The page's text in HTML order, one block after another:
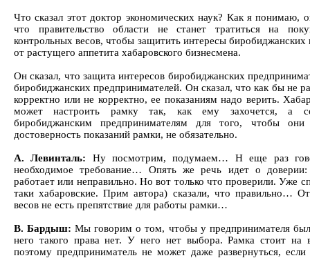
Что сказал этот доктор экономических наук? Как я понимаю,
что правительство области не станет тратиться на
контрольных весов, чтобы защитить интересы биробиджанских
от растущего аппетита хабаровского бизнесмена.
Он сказал, что защита интересов биробиджанских
биробиджанских предпринимателей. Он сказал, что как бы не
корректно или не корректно, ее показаниям надо верить.
может настроить рамку так, как ему захочется, а
биробиджанским предпринимателям для того, чтобы они
достоверность показаний рамки, не обязательно.
А. Левинталь: Ну посмотрим, подумаем… Н еще раз
необходимое требование… Опять же речь идет о доверии:
работает или неправильно. Но вот только что проверили. Уже
таки хабаровские. Прим автора) сказали, что правильно…
весов не есть препятствие для работы рамки…
В. Бардыш:Мы говорим о том, чтобы у предпринимателя
него такого права нет. У него нет выбора. Рамка стоит на
поэтому предприниматель не может даже развернуться, если